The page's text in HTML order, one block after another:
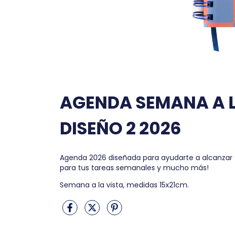
AGENDA SEMANA A
DISEÑO 2 2026
Agenda 2026 diseñada para ayudarte a
para tus tareas semanales y mucho más!
Semana a la vista, medidas 15x21cm.